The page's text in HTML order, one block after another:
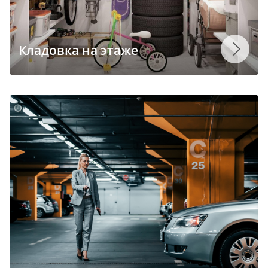
Кладовка на этаже